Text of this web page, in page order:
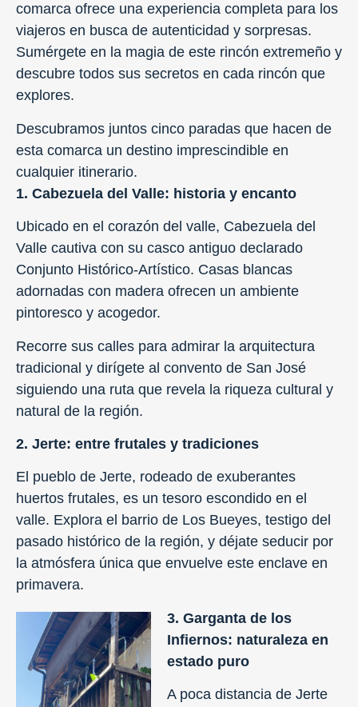
comarca ofrece una experiencia completa para los
viajeros en busca de autenticidad y sorpresas.
Sumérgete en la magia de este rincón extremeño y
descubre todos sus secretos en cada rincón que
explores.
Descubramos juntos cinco paradas que hacen de
esta comarca un destino imprescindible en
cualquier itinerario.
1. Cabezuela del Valle: historia y encanto
Ubicado en el corazón del valle, Cabezuela del
Valle cautiva con su casco antiguo declarado
Conjunto Histórico-Artístico. Casas blancas
adornadas con madera ofrecen un ambiente
pintoresco y acogedor.
Recorre sus calles para admirar la arquitectura
tradicional y dirígete al convento de San José
siguiendo una ruta que revela la riqueza cultural y
natural de la región.
2. Jerte: entre frutales y tradiciones
El pueblo de Jerte, rodeado de exuberantes
huertos frutales, es un tesoro escondido en el
valle. Explora el barrio de Los Bueyes, testigo del
pasado histórico de la región, y déjate seducir por
la atmósfera única que envuelve este enclave en
primavera.
3. Garganta de los
Infiernos: naturaleza en
estado puro
A poca distancia de Jerte